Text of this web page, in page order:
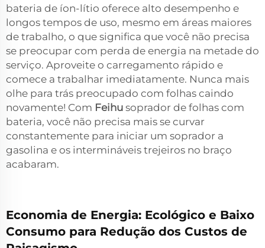
bateria de íon-lítio oferece alto desempenho e
longos tempos de uso, mesmo em áreas maiores
de trabalho, o que significa que você não precisa
se preocupar com perda de energia na metade do
serviço. Aproveite o carregamento rápido e
comece a trabalhar imediatamente. Nunca mais
olhe para trás preocupado com folhas caindo
novamente! Com Feihu soprador de folhas com
bateria, você não precisa mais se curvar
constantemente para iniciar um soprador a
gasolina e os intermináveis trejeiros no braço
acabaram.
Economia de Energia: Ecológico e Baixo
Consumo para Redução dos Custos de